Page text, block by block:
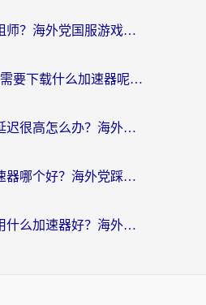
德国怎么玩最强祖师？海外党国服游戏加速器选择全攻略（附宝可梦Online实测）
在国外玩QQ飞车需要下载什么加速器呢？海外党亲测有效的国服游戏加速指南
雪糕工厂国外玩延迟很高怎么办？海外玩家国服游戏加速终极攻略（附实测推荐）
打江南百景图加速器哪个好？海外党踩坑N次后，终于找到不卡的秘诀
非洲玩装甲战争用什么加速器好？海外党亲测有效的国服游戏加速方案